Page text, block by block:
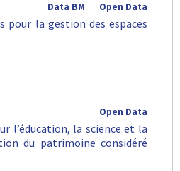
Open Data
Data BM
pour la gestion des espaces
Open Data
l’éducation, la science et la
du patrimoine considéré